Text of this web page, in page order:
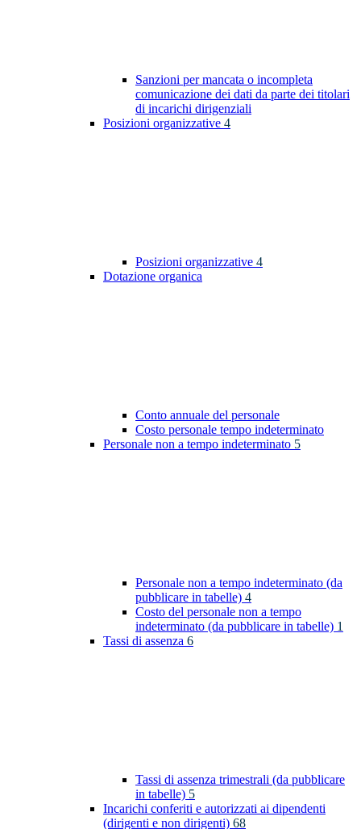
Sanzioni per mancata o incompleta
comunicazione dei dati da parte dei titolari
di incarichi dirigenziali
Posizioni organizzative 4
Posizioni organizzative 4
Dotazione organica
Conto annuale del personale
Costo personale tempo indeterminato
Personale non a tempo indeterminato 5
Personale non a tempo indeterminato (da
pubblicare in tabelle) 4
Costo del personale non a tempo
indeterminato (da pubblicare in tabelle) 1
Tassi di assenza 6
Tassi di assenza trimestrali (da pubblicare
in tabelle) 5
Incarichi conferiti e autorizzati ai dipendenti
(dirigenti e non dirigenti) 68